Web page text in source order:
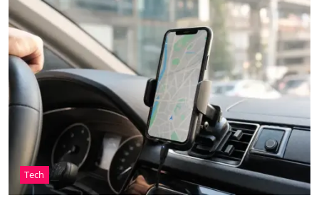
Tech